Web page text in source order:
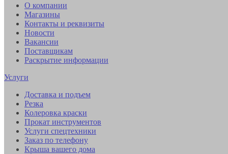
О компании
Магазины
Контакты и реквизиты
Новости
Вакансии
Поставщикам
Раскрытие информации
Услуги
Доставка и подъем
Резка
Колеровка краски
Прокат инструментов
Услуги спецтехники
Заказ по телефону
Крыша вашего дома